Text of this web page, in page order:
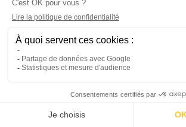
Pack de 6 Amorces de mur -
80 mm - RAL9010